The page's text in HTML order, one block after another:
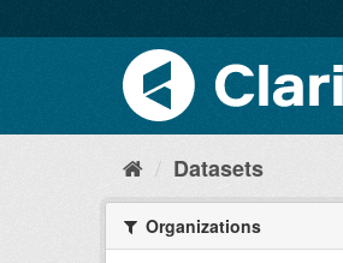
Datasets
Organizations